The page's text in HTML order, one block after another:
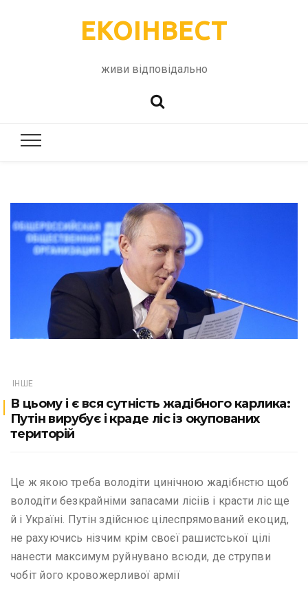
ЕКОІНВЕСТ
живи відповідально
ІНШЕ
В цьому і є вся сутність жадібного карлика:
Путін вирубує і краде ліс із окупованих
територій
Це ж якою треба володіти цинічною жадібнстю щоб
володіти безкрайніми запасами лісіів і красти ліс ще
й і Україні. Путін здійснює цілеспрямований екоцид,
не рахуючись нізчим крім своєї рашистської цілі
нанести максимум руйнувано всюди, де струпви
чобіт його кровожерливої армії